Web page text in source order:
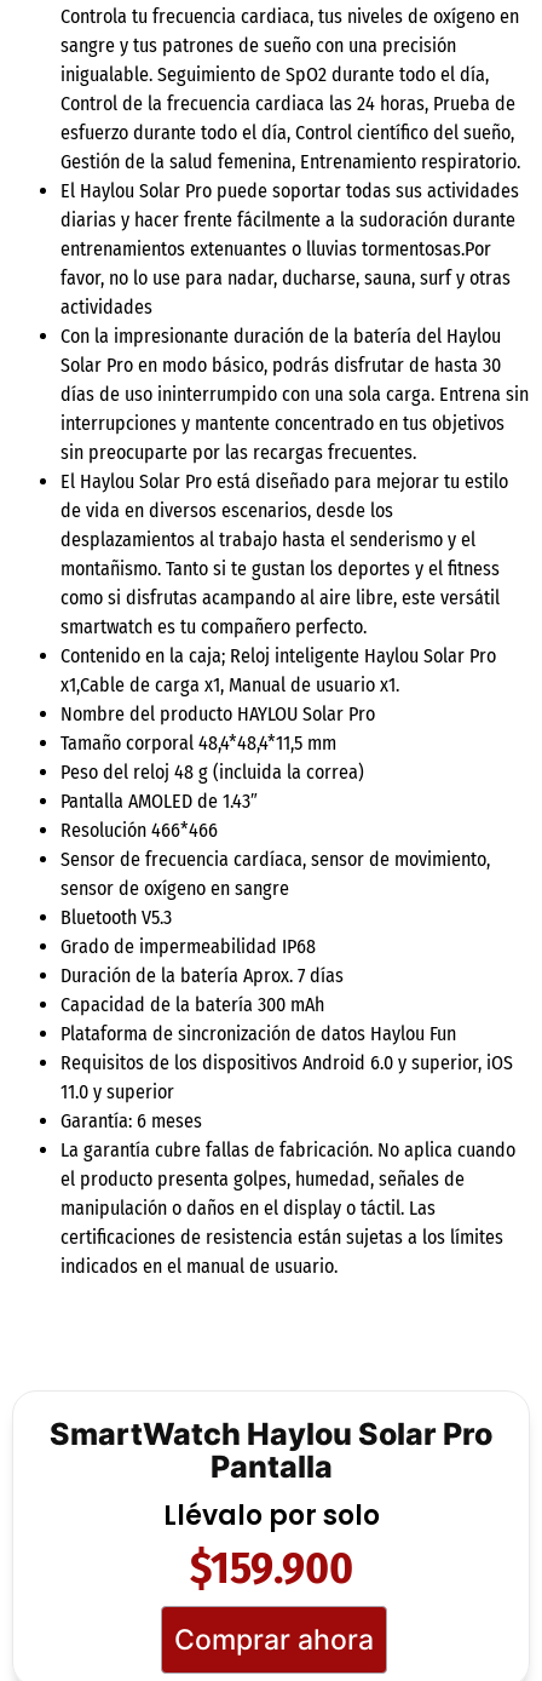
Controla tu frecuencia cardiaca, tus niveles de oxígeno en
sangre y tus patrones de sueño con una precisión
inigualable. Seguimiento de SpO2 durante todo el día,
Control de la frecuencia cardiaca las 24 horas, Prueba de
esfuerzo durante todo el día, Control científico del sueño,
Gestión de la salud femenina, Entrenamiento respiratorio.
El Haylou Solar Pro puede soportar todas sus actividades
diarias y hacer frente fácilmente a la sudoración durante
entrenamientos extenuantes o lluvias tormentosas.Por
favor, no lo use para nadar, ducharse, sauna, surf y otras
actividades
Con la impresionante duración de la batería del Haylou
Solar Pro en modo básico, podrás disfrutar de hasta 30
días de uso ininterrumpido con una sola carga. Entrena sin
interrupciones y mantente concentrado en tus objetivos
sin preocuparte por las recargas frecuentes.
El Haylou Solar Pro está diseñado para mejorar tu estilo
de vida en diversos escenarios, desde los
desplazamientos al trabajo hasta el senderismo y el
montañismo. Tanto si te gustan los deportes y el fitness
como si disfrutas acampando al aire libre, este versátil
smartwatch es tu compañero perfecto.
Contenido en la caja; Reloj inteligente Haylou Solar Pro
x1,Cable de carga x1, Manual de usuario x1.
Nombre del producto HAYLOU Solar Pro
Tamaño corporal 48,4*48,4*11,5 mm
Peso del reloj 48 g (incluida la correa)
Pantalla AMOLED de 1.43″
Resolución 466*466
Sensor de frecuencia cardíaca, sensor de movimiento,
sensor de oxígeno en sangre
Bluetooth V5.3
Grado de impermeabilidad IP68
Duración de la batería Aprox. 7 días
Capacidad de la batería 300 mAh
Plataforma de sincronización de datos Haylou Fun
Requisitos de los dispositivos Android 6.0 y superior, iOS
11.0 y superior
Garantía: 6 meses
La garantía cubre fallas de fabricación. No aplica cuando
el producto presenta golpes, humedad, señales de
manipulación o daños en el display o táctil. Las
certificaciones de resistencia están sujetas a los límites
indicados en el manual de usuario.
SmartWatch Haylou Solar Pro
Pantalla
Llévalo por solo
$159.900
Comprar ahora